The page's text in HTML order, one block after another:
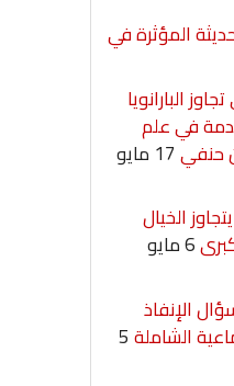
المؤثرة في
البارانويا
في علم
حنفي 17 مايو
الخيال
6 مايو
الإنفاذ
الشاملة5